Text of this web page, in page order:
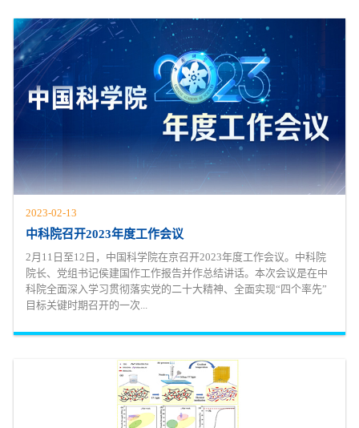
2023-02-13
中科院召开2023年度工作会议
2月11日至12日，中国科学院在京召开2023年度工作会议。中科院
院长、党组书记侯建国作工作报告并作总结讲话。本次会议是在中
科院全面深入学习贯彻落实党的二十大精神、全面实现“四个率先”
目标关键时期召开的一次...